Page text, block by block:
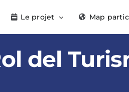
Le projet Map
del